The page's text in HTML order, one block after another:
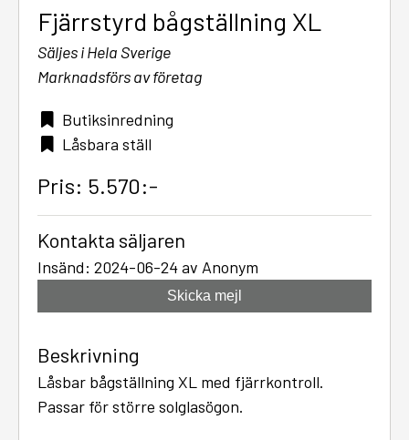
Fjärrstyrd bågställning XL
Säljes i Hela Sverige
Marknadsförs av företag
Butiksinredning
Låsbara ställ
Pris: 5.570:-
Kontakta säljaren
Insänd: 2024-06-24 av Anonym
Skicka mejl
Beskrivning
Låsbar bågställning XL med fjärrkontroll.
Passar för större solglasögon.